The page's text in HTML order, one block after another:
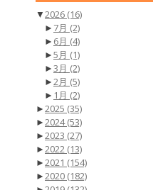
▼2026 (16)
► 7月 (2)
► 6月 (4)
►5月 (1)
►3月 (2)
►2月 (5)
► 1月 (2)
►2025 (35)
►2024(53)
►2023 (27)
►2022 (13)
►2021 (154)
►2020 (182)